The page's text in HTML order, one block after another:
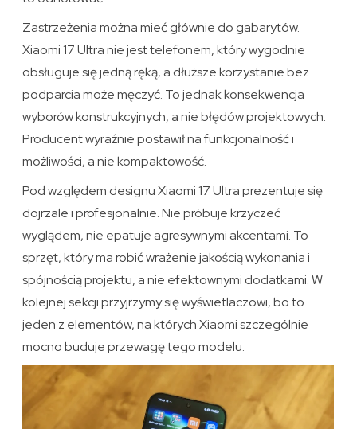
Zastrzeżenia można mieć głównie do gabarytów.
Xiaomi 17 Ultra nie jest telefonem, który wygodnie
obsługuje się jedną ręką, a dłuższe korzystanie bez
podparcia może męczyć. To jednak konsekwencja
wyborów konstrukcyjnych, a nie błędów projektowych.
Producent wyraźnie postawił na funkcjonalność i
możliwości, a nie kompaktowość.
Pod względem designu Xiaomi 17 Ultra prezentuje się
dojrzale i profesjonalnie. Nie próbuje krzyczeć
wyglądem, nie epatuje agresywnymi akcentami. To
sprzęt, który ma robić wrażenie jakością wykonania i
spójnością projektu, a nie efektownymi dodatkami. W
kolejnej sekcji przyjrzymy się wyświetlaczowi, bo to
jeden z elementów, na których Xiaomi szczególnie
mocno buduje przewagę tego modelu.